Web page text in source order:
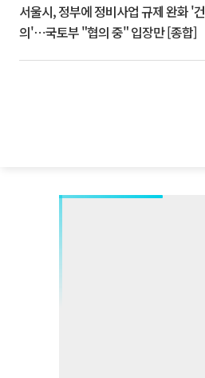
서울시, 정부에 정비사업 규제 완화 '건
의'⋯국토부 "협의 중" 입장만 [종합]